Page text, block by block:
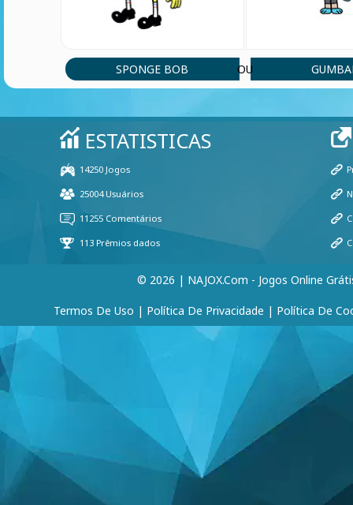
SPONGE BOB OU
© 2026 | NAJOX.com - Jogos Online
Termos De Uso | Política De Privacidade | Política De